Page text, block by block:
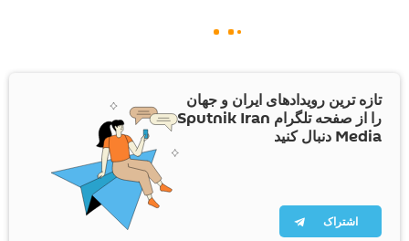
تازه ترین رویدادهای ایران و جهان
را از صفحه تلگرام Sputnik Iran
Media دنبال کنید
اشتراک